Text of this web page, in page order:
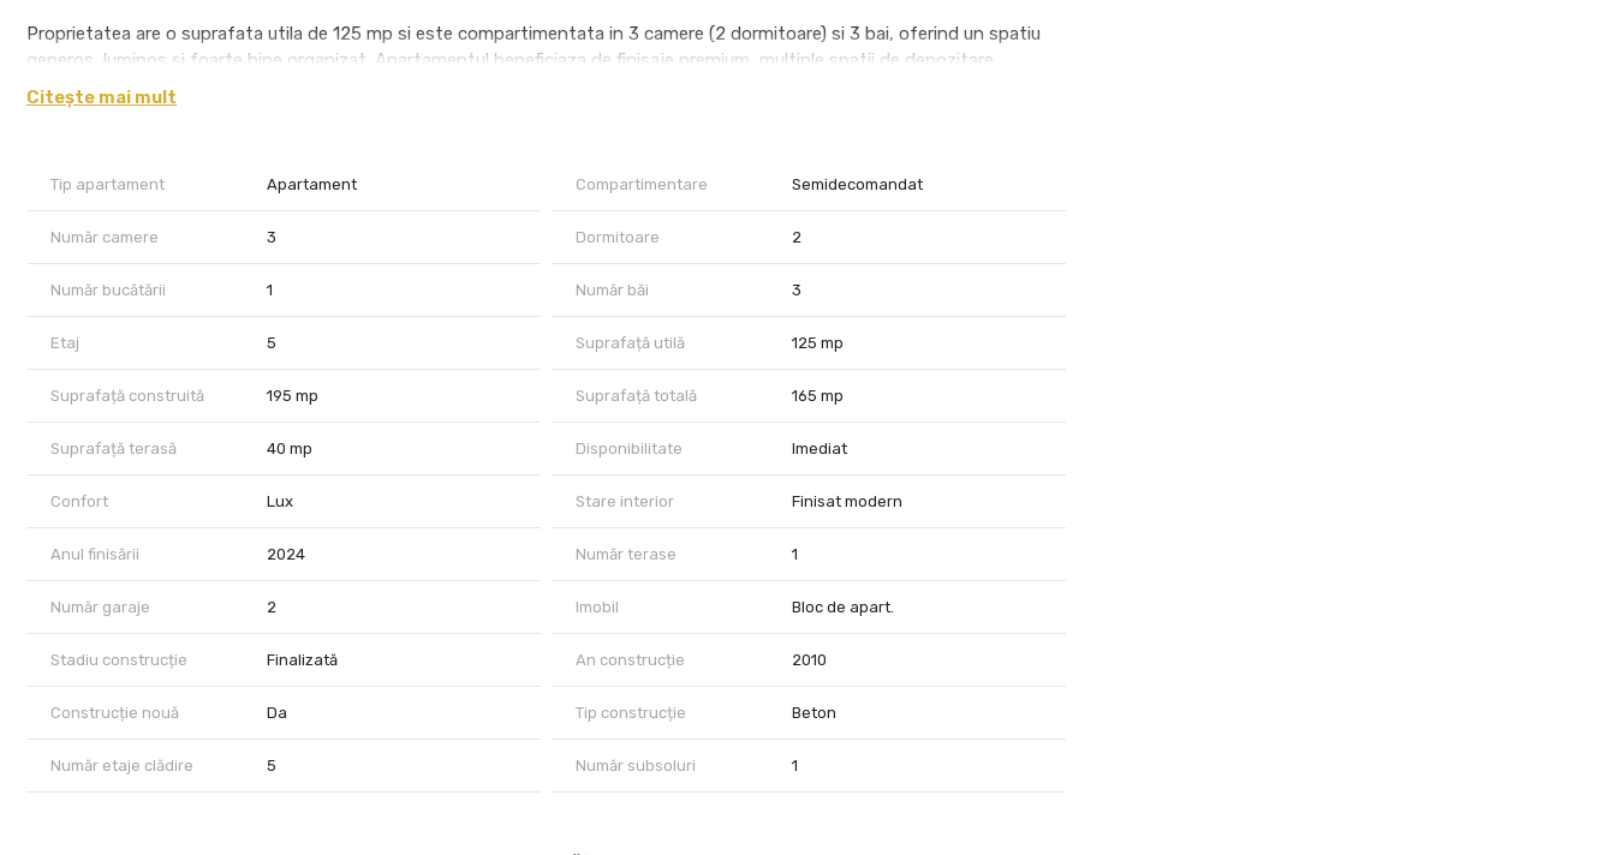
Proprietatea are o suprafata utila de 125 mp si este compartimentata in 3 camere (2 dormitoare) si 3 bai, oferind un spatiu
generos, luminos si foarte bine organizat. Apartamentul beneficiaza de finisaje premium, multiple spatii de depozitare
inteligent integrate si o compartimentare ideala pentru confort si intimitate.
Amplasarea este una dintre cele mai dorite din nordul Capitalei, cu acces imediat in parc si la restaurante, cafenele, terenuri de
Apartamentul este ideal pentru cei care isi doresc un stil de viata premium, intr-o locatie de top.
Citește mai mult
Tip apartament Apartament Compartimentare Semidecomandat
Număr camere 3 Dormitoare 2
Număr bucătării 1 Număr băi 3
Etaj 5 Suprafață utilă 125 mp
Suprafață construită 195 mp Suprafață totală 165 mp
Suprafață terasă 40 mp Disponibilitate Imediat
Confort Lux Stare interior Finisat modern
Anul finisării 2024 Număr terase 1
Număr garaje 2 Imobil Bloc de apart.
Stadiu construcție Finalizată An construcție 2010
Construcție nouă Da Tip construcție Beton
Număr etaje clădire 5 Număr subsoluri 1